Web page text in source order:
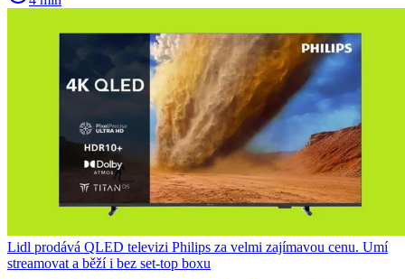
Lidl prodává QLED televizi Philips za velmi zajímavou cenu. Umí
streamovat a běží i bez set-top boxu